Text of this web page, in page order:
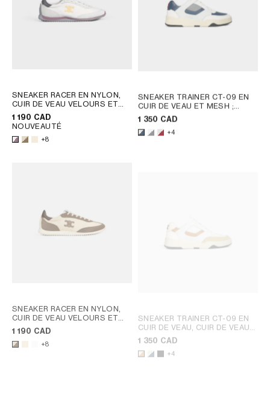
SNEAKER RACER EN NYLON,
CUIR DE VEAU VELOURS ET
CUIR DE VEAU
OPTIQUE / MARRON
1 190 CAD
NOUVEAUTÉ
+8
SNEAKER TRAINER CT-09 EN
CUIR DE VEAU ET MESH ;
BLANC OPTIQUE/GRIS
1 350 CAD
+4
SNEAKER RACER EN NYLON,
CUIR DE VEAU VELOURS ET
CUIR DE VEAU
OPTIQUE / MARRON
1 190 CAD
+8
SNEAKER TRAINER CT-09 EN
CUIR DE VEAU, CUIR DE VEAU
VELOURS ET MESH
MARRON
1 350 CAD
+4